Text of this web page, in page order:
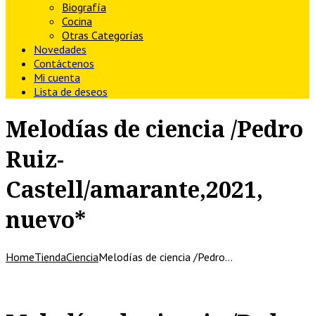
Biografía
Cocina
Otras Categorías
Novedades
Contáctenos
Mi cuenta
Lista de deseos
Melodías de ciencia /Pedro
Ruiz-
Castell/amarante,2021,
nuevo*
HomeTiendaCienciaMelodías de ciencia /Pedro…